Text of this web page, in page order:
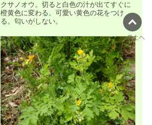
クサノオウ。切ると白色の汁が出てすぐに
橙黄色に変わる。可愛い黄色の花をつけ
る。匂いがしない。